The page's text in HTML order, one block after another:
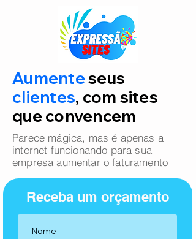
Aumenteseus
clientes, com sites
que convencem
Parece mágica, mas é apenas a
internet funcionando para sua
empresa aumentar o faturamento
Receba um orçamento